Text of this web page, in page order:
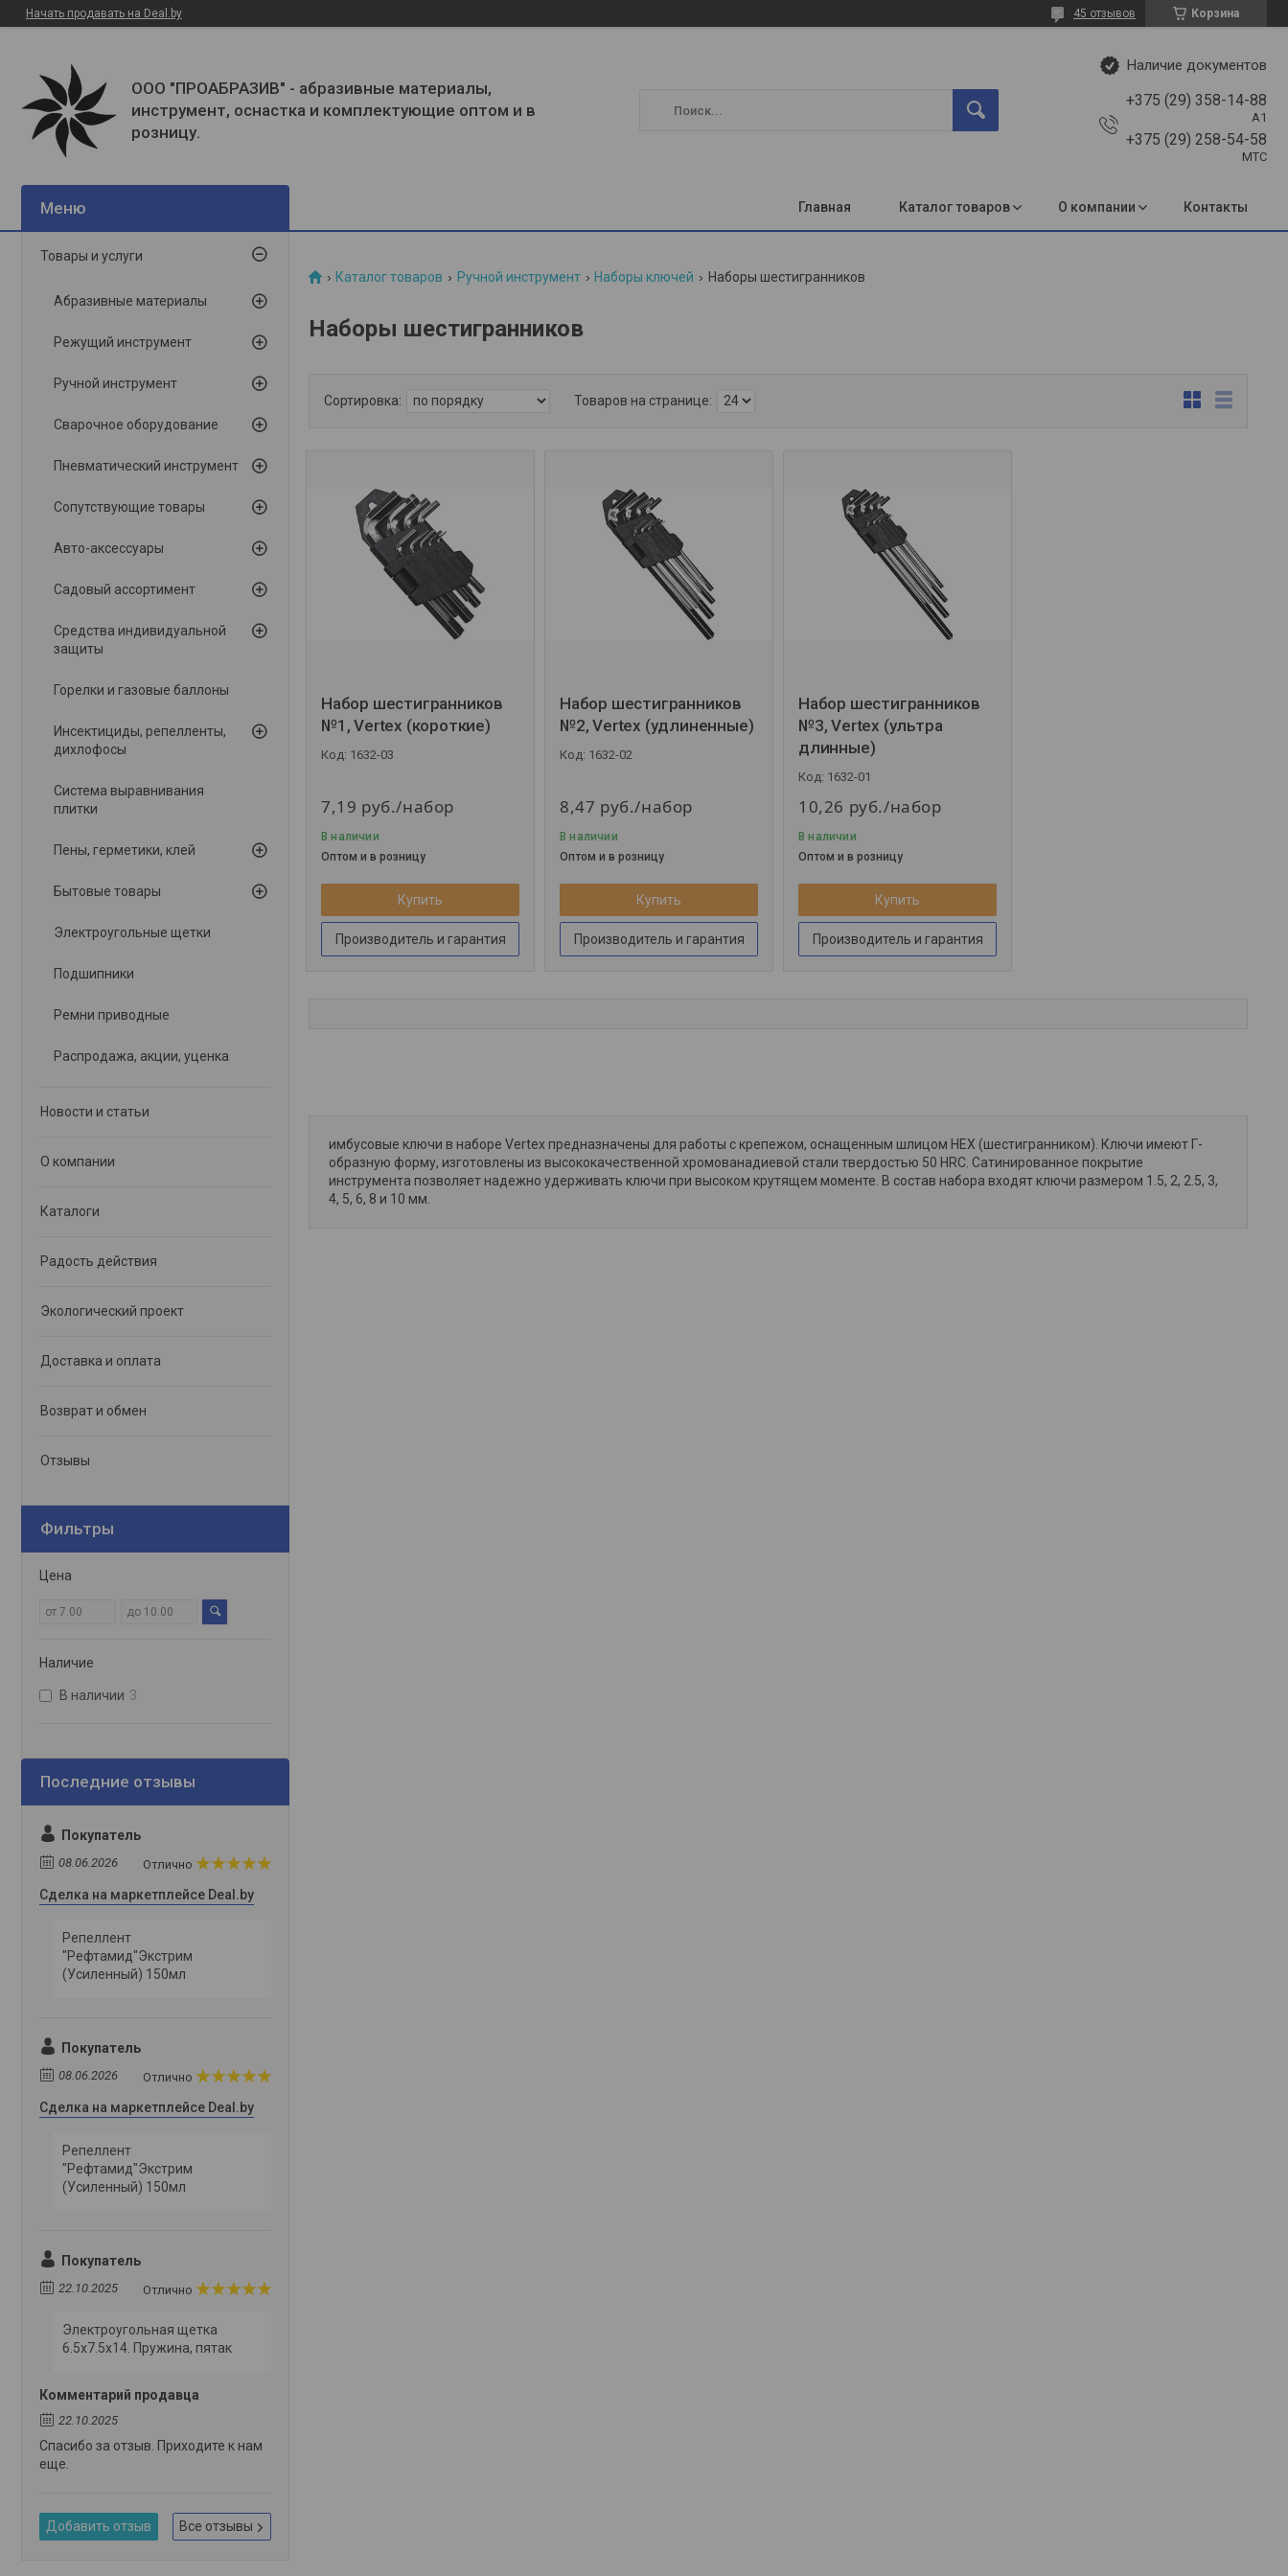
Начать продавать на Deal.by Корзина
45 отзывов
ООО "ПРОАБРАЗИВ" - абразивные материалы,
инструмент, оснастка и комплектующие оптом и в
розницу.
Наличие документов
+375 (29) 358-14-88
A1
+375 (29) 258-54-58
МТС
Главная Каталог товаров О компании Контакты
Каталог товаров Ручной инструмент Наборы ключей Наборы шестигранников
Наборы шестигранников
Набор шестигранников
№1, Vertex (короткие)
1632-03
7,19 руб./набор
В наличии
Оптом и в розницу
Купить
Производитель и гарантия
Набор шестигранников
№2, Vertex (удлиненные)
1632-02
8,47 руб./набор
В наличии
Оптом и в розницу
Купить
Производитель и гарантия
Набор шестигранников
№3, Vertex (ультра
длинные)
1632-01
10,26 руб./набор
В наличии
Оптом и в розницу
Купить
Производитель и гарантия
имбусовые ключи в наборе Vertex предназначены для работы с крепежом, оснащенным шлицом HEX (шестигранником). Ключи имеют Г-
образную форму, изготовлены из высококачественной хромованадиевой стали твердостью 50 HRС. Сатинированное покрытие
инструмента позволяет надежно удерживать ключи при высоком крутящем моменте. В состав набора входят ключи размером 1.5, 2, 2.5, 3,
4, 5, 6, 8 и 10 мм.
Товары и услуги
Абразивные материалы
Режущий инструмент
Ручной инструмент
Сварочное оборудование
Пневматический инструмент
Сопутствующие товары
Авто-аксессуары
Садовый ассортимент
Средства индивидуальной
защиты
Горелки и газовые баллоны
Инсектициды, репелленты,
дихлофосы
Система выравнивания
плитки
Пены, герметики, клей
Бытовые товары
Электроугольные щетки
Подшипники
Ремни приводные
Распродажа, акции, уценка
Новости и статьи
О компании
Каталоги
Радость действия
Экологический проект
Доставка и оплата
Возврат и обмен
Отзывы
Фильтры
Цена
Наличие
В наличии 3
Покупатель
08.06.2026 Отлично
Сделка на маркетплейсе Deal.by
Репеллент
"Рефтамид"Экстрим
(Усиленный) 150мл
Покупатель
08.06.2026 Отлично
Сделка на маркетплейсе Deal.by
Репеллент
"Рефтамид"Экстрим
(Усиленный) 150мл
Покупатель
22.10.2025 Отлично
Электроугольная щетка
6.5х7.5х14. Пружина, пятак
Комментарий продавца
22.10.2025
Спасибо за отзыв. Приходите к нам
еще.
Добавить отзыв Все отзывы